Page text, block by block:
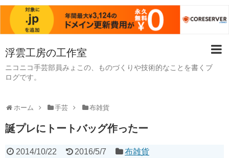
浮雲工房の工作室
ニコニコ手芸部員みょこの、ものづくりや技術的なことを書くブ
ログです。
ホーム 手芸 布雑貨
誕プレにトートバッグ作ったー
2014/10/22 2016/5/7 布雑貨